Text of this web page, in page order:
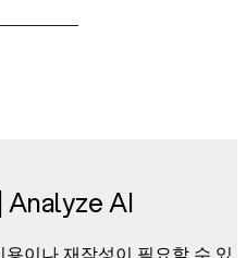
Analyze AI